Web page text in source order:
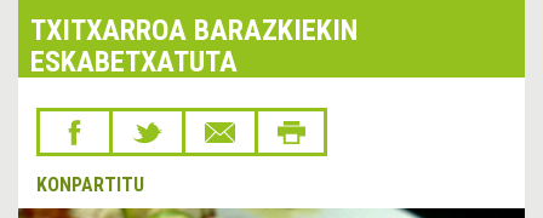
TXITXARROA BARAZKIEKIN
ESKABETXATUTA
KONPARTITU